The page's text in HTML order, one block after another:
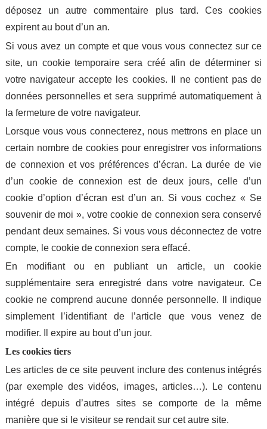
déposez un autre commentaire plus tard. Ces cookies
expirent au bout d’un an.
Si vous avez un compte et que vous vous connectez sur ce
site, un cookie temporaire sera créé afin de déterminer si
votre navigateur accepte les cookies. Il ne contient pas de
données personnelles et sera supprimé automatiquement à
la fermeture de votre navigateur.
Lorsque vous vous connecterez, nous mettrons en place un
certain nombre de cookies pour enregistrer vos informations
de connexion et vos préférences d’écran. La durée de vie
d’un cookie de connexion est de deux jours, celle d’un
cookie d’option d’écran est d’un an. Si vous cochez « Se
souvenir de moi », votre cookie de connexion sera conservé
pendant deux semaines. Si vous vous déconnectez de votre
compte, le cookie de connexion sera effacé.
En modifiant ou en publiant un article, un cookie
supplémentaire sera enregistré dans votre navigateur. Ce
cookie ne comprend aucune donnée personnelle. Il indique
simplement l’identifiant de l’article que vous venez de
modifier. Il expire au bout d’un jour.
Les cookies tiers
Les articles de ce site peuvent inclure des contenus intégrés
(par exemple des vidéos, images, articles…). Le contenu
intégré depuis d’autres sites se comporte de la même
manière que si le visiteur se rendait sur cet autre site.